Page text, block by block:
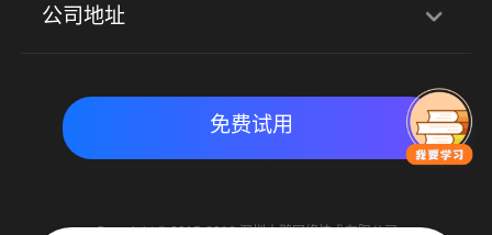
实时私域带货 数字化运营
公司地址
北京地址：北京市朝阳区朝外大街乙6号23层
免费试用